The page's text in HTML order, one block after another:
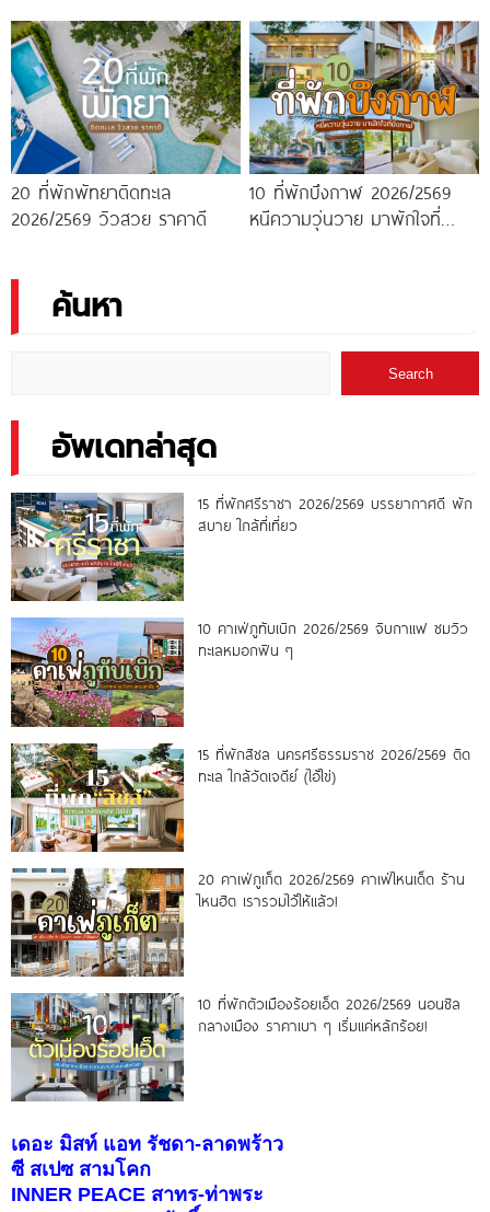
20 ที่พักพัทยาติดทะเล
2026/2569 วิวสวย ราคาดี
10 ที่พักบึงกาฬ 2026/2569
หนีความวุ่นวาย มาพักใจที่
ค้นหา
Search
อัพเดทล่าสุด
15 ที่พักศรีราชา 2026/2569 บรรยากาศดี พัก
สบาย ใกล้ที่เที่ยว
10 คาเฟ่ภูทับเบิก 2026/2569 จิบกาแฟ ชมวิว
ทะเลหมอกฟิน ๆ
15 ที่พักสิชล นครศรีธรรมราช 2026/2569 ติด
ทะเล ใกล้วัดเจดีย์ (ไอ้ไข่)
20 คาเฟ่ภูเก็ต 2026/2569 คาเฟ่ไหนเด็ด ร้าน
ไหนฮิต เรารวมไว้ให้แล้ว!
10 ที่พักตัวเมืองร้อยเอ็ด 2026/2569 นอนชิล
กลางเมือง ราคาเบา ๆ เริ่มแค่หลักร้อย!
เดอะ มิสท์ แอท รัชดา-ลาดพร้าว
ซี สเปซ สามโคก
INNER PEACE สาทร-ท่าพระ